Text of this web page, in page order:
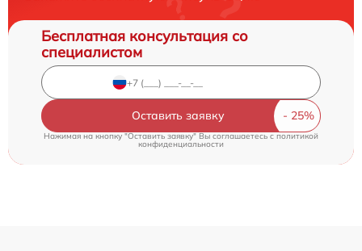
Бесплатная консультация со
специалистом
Оставить заявку
Нажимая на кнопку "Оставить заявку" Вы соглашаетесь c политикой
конфиденциальности